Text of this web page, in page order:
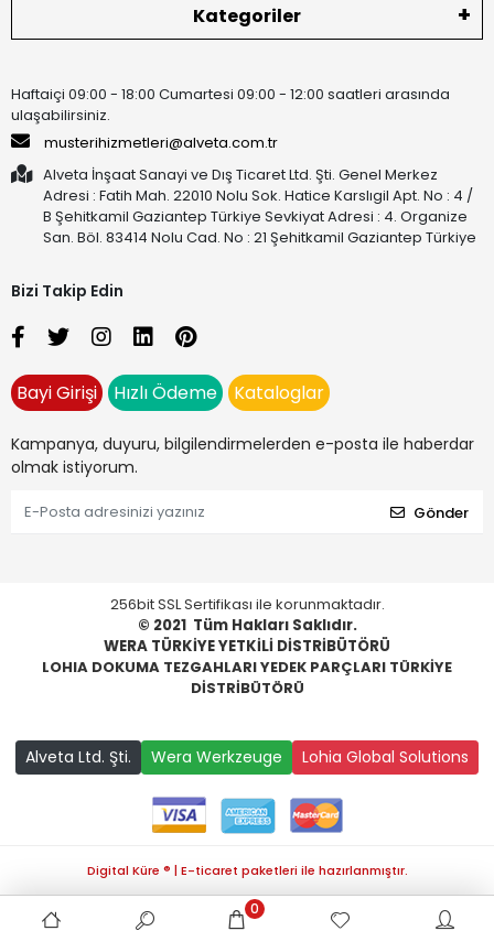
Kategoriler
Haftaiçi 09:00 - 18:00 Cumartesi 09:00 - 12:00 saatleri arasında
ulaşabilirsiniz.
musterihizmetleri@alveta.com.tr
Alveta İnşaat Sanayi ve Dış Ticaret Ltd. Şti. Genel Merkez
Adresi : Fatih Mah. 22010 Nolu Sok. Hatice Karslıgil Apt. No : 4 /
B Şehitkamil Gaziantep Türkiye Sevkiyat Adresi : 4. Organize
San. Böl. 83414 Nolu Cad. No : 21 Şehitkamil Gaziantep Türkiye
Bizi Takip Edin
Bayi Girişi Hızlı Ödeme Kataloglar
Kampanya, duyuru, bilgilendirmelerden e-posta ile haberdar
olmak istiyorum.
Gönder
256bit SSL Sertifikası ile korunmaktadır.
© 2021 Tüm Hakları Saklıdır.
WERA TÜRKİYE YETKİLİ DİSTRİBÜTÖRÜ
LOHIA DOKUMA TEZGAHLARI YEDEK PARÇLARI TÜRKİYE
DİSTRİBÜTÖRÜ
Alveta Ltd. Şti. Wera Werkzeuge Lohia Global Solutions
0
Digital Küre ® | E-ticaret paketleri ile hazırlanmıştır.